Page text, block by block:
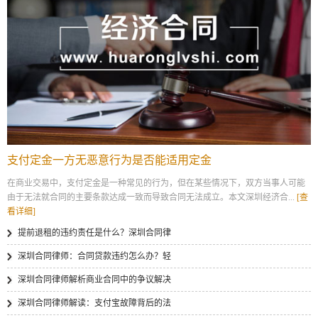
支付定金一方无恶意行为是否能适用定金
在商业交易中，支付定金是一种常见的行为，但在某些情况下，双方当事人可能
由于无法就合同的主要条款达成一致而导致合同无法成立。本文深圳经济合... [查
看详细]
提前退租的违约责任是什么？深圳合同律
深圳合同律师：合同贷款违约怎么办？轻
深圳合同律师解析商业合同中的争议解决
深圳合同律师解读：支付宝故障背后的法